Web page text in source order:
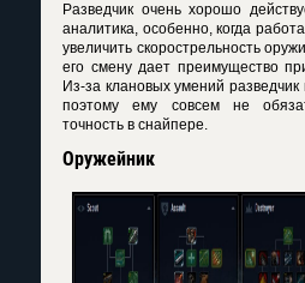
Разведчик очень хорошо
аналитика, особенно, когда
увеличить скорострельность
его смену дает преимущество
Из-за клановых умений
поэтому ему совсем не
точность в снайпере.
Оружейник